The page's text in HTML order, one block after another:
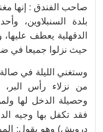
صاحب الفندق : إنها
بلدة السنبلاوين،
الدقهلية يعطف
حيث نزلوا جميعا في
وستغني الليلة في
من نزلاء رأس
وحصيلة الدخل لها
فقد تكفل بها وجيه
درويش) وهو يقول: